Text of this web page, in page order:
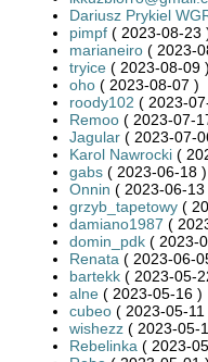
Dariusz Prykiel
pimpf ( 2023-08-23
marianeiro ( 2023-
tryice ( 2023-08-09 )
oho ( 2023-08-07 )
roody102 ( 2023-
Remoo ( 2023-07-
Jagular ( 2023-07-
Karol Nawrocki (
gabs ( 2023-06-18 )
Onnin ( 2023-06-13
grzyb_tapetowy (
damiano1987 (
domin_pdk ( 2023-
Renata ( 2023-06-
bartekk ( 2023-05-
alne ( 2023-05-16 )
cubeo ( 2023-05-11
wishezz ( 2023-05-
Rebelinka ( 2023-